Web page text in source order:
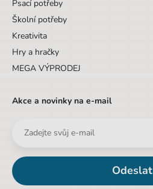
Psací potřeby
Školní potřeby
Kreativita
Hry a hračky
MEGA VÝPRODEJ
Akce a novinky na e-mail
Odeslat